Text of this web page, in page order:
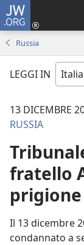
JW.ORG
Russia
LEGGI IN
13 DICEMBRE
RUSSIA
fratello
prigione
Il 13 dicembre
condannato a